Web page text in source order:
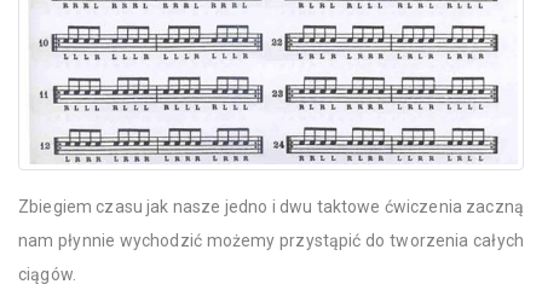
Zbiegiem czasu jak nasze jedno i dwu taktowe ćwiczenia zaczną
nam płynnie wychodzić możemy przystąpić do tworzenia całych
ciągów.